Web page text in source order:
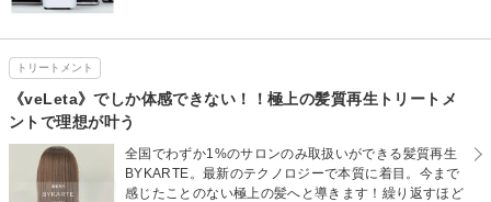
トリートメント
《veLeta》でしか体感できない！！極上の髪質再生トリートメ
ントで理想が叶う
全国でわずか1%のサロンのみ取扱いができる髪質再生
BYKARTE。最新のテクノロジーで本質に着目。今まで
感じたことのない極上の髪へと導きます！繰り返すほど